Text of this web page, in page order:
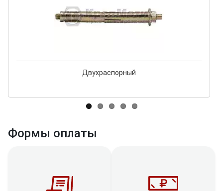
Двухраспорный
Формы оплаты